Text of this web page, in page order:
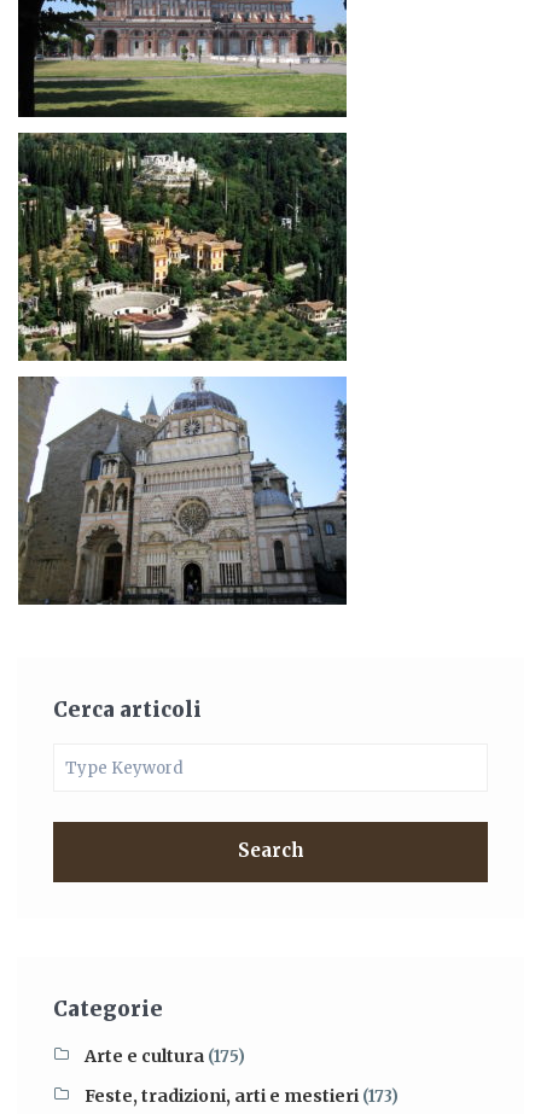
Cerca articoli
Search
Categorie
Arte e cultura (175)
Feste, tradizioni, arti e mestieri (173)